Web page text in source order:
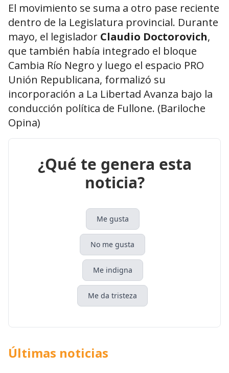
El movimiento se suma a otro pase reciente
dentro de la Legislatura provincial. Durante
mayo, el legislador Claudio Doctorovich,
que también había integrado el bloque
Cambia Río Negro y luego el espacio PRO
Unión Republicana, formalizó su
incorporación a La Libertad Avanza bajo la
conducción política de Fullone. (Bariloche
Opina)
¿Qué te genera esta
noticia?
Me gusta
No me gusta
Me indigna
Me da tristeza
Últimas noticias